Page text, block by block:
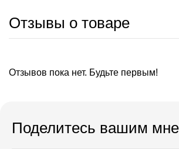
Отзывы о товаре
Отзывов пока нет. Будьте первым!
Поделитесь вашим